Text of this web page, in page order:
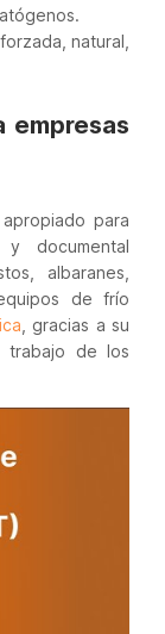
natural,
empresas
para
documental
albaranes,
de frío
, gracias a su
trabajo de los